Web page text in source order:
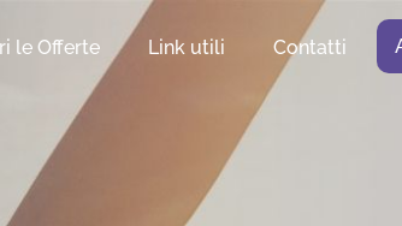
le Offerte Link utili Contatti